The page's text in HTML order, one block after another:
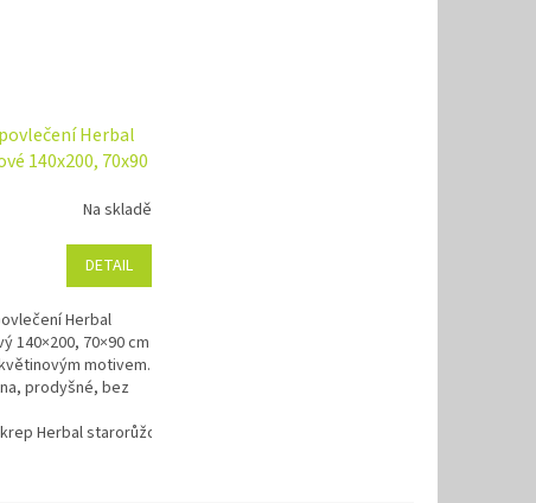
Herbal
140x200, 70x90
Na skladě
DETAIL
Herbal
140×200, 70×90 cm
motivem.
prodyšné, bez
Herbal starorůžový 140x200, 70x90 cm